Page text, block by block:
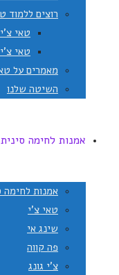
רוצים ללמוד
טאי
טאי
מאמרים על
השיטה שלנו
אמנות לחימה סינית
אמנות לחימה
טאי צ'י
שינג אי
פה קווה
צ'י גונג